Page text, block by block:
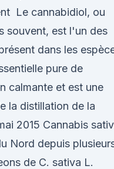
Le cannabidiol, ou
souvent, est l'un des
dans les
pure de
calmante et est une
la distillation de la
2015 Cannabis
Nord depuis
de C. sativa L.